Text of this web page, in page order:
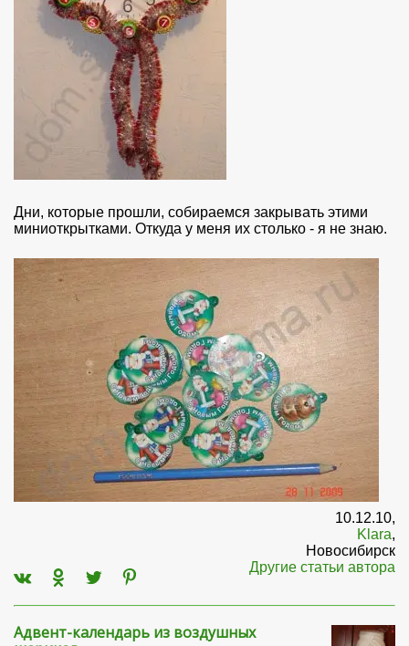
Дни, которые прошли, собираемся закрывать этими
миниоткрытками. Откуда у меня их столько - я не знаю.
10.12.10,
Klara,
Новосибирск
Другие статьи автора
Адвент-календарь из воздушных